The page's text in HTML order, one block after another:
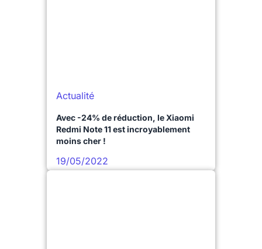
Actualité
Avec -24% de réduction, le Xiaomi
Redmi Note 11 est incroyablement
moins cher !
19/05/2022